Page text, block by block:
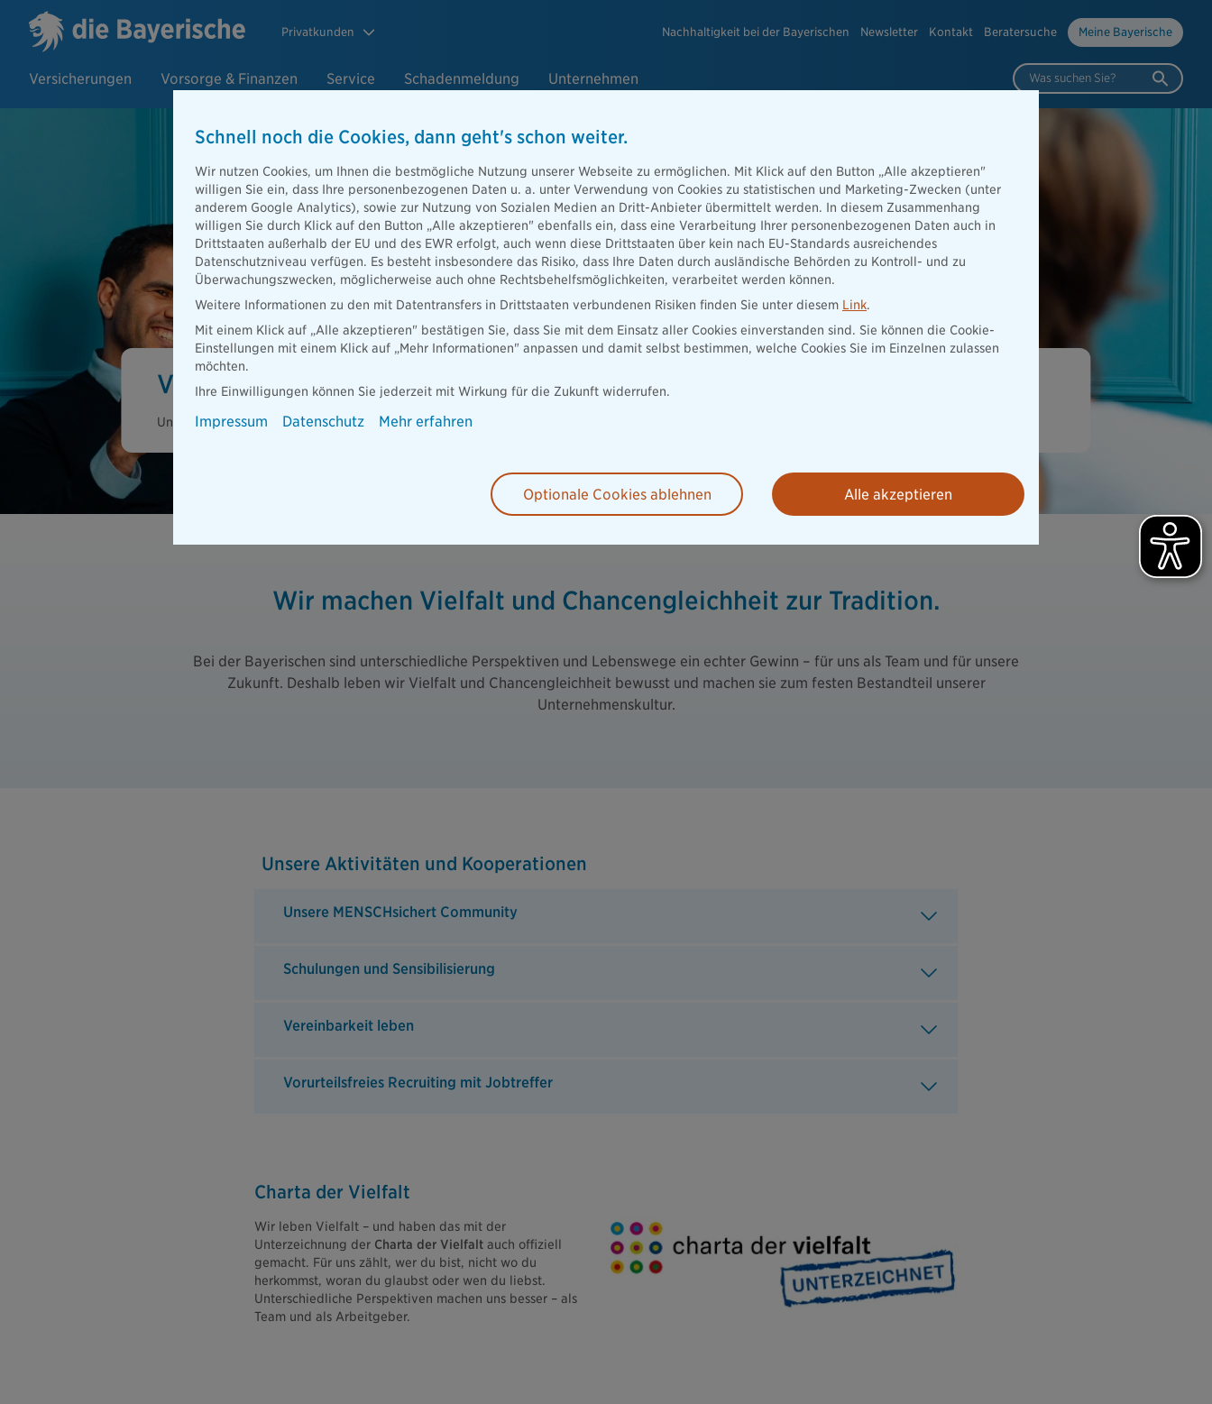
Privatkunden Nachhaltigkeit bei der Bayerischen Newsletter Kontakt Beratersuche Meine Bayerische
Versicherungen Vorsorge & Finanzen Service Schadenmeldung Unternehmen Was suchen Sie?
Vielfalt und Chancengleichheit
Unterschiede bereichern – entdecke unser Engagement für Vielfalt und Chancengleichheit.
Wir machen Vielfalt und Chancengleichheit zur Tradition.
Bei der Bayerischen sind unterschiedliche Perspektiven und Lebenswege ein echter Gewinn – für uns als Team und für unsere
Zukunft. Deshalb leben wir Vielfalt und Chancengleichheit bewusst und machen sie zum festen Bestandteil unserer
Unternehmenskultur.
Unsere Aktivitäten und Kooperationen
Unsere MENSCHsichert Community
Schulungen und Sensibilisierung
Vereinbarkeit leben
Vorurteilsfreies Recruiting mit Jobtreffer
Charta der Vielfalt
Wir leben Vielfalt – und haben das mit der
Unterzeichnung der Charta der Vielfaltauch offiziell
gemacht. Für uns zählt, wer du bist, nicht wo du
herkommst, woran du glaubst oder wen du liebst.
Unterschiedliche Perspektiven machen uns besser – als
Team und als Arbeitgeber.
Schnell noch die Cookies, dann geht's schon weiter.
Wir nutzen Cookies, um Ihnen die bestmögliche Nutzung unserer Webseite zu ermöglichen. Mit Klick auf den Button „Alle akzeptieren"
willigen Sie ein, dass Ihre personenbezogenen Daten u. a. unter Verwendung von Cookies zu statistischen und Marketing-Zwecken (unter
anderem Google Analytics), sowie zur Nutzung von Sozialen Medien an Dritt-Anbieter übermittelt werden. In diesem Zusammenhang
willigen Sie durch Klick auf den Button „Alle akzeptieren" ebenfalls ein, dass eine Verarbeitung Ihrer personenbezogenen Daten auch in
Drittstaaten außerhalb der EU und des EWR erfolgt, auch wenn diese Drittstaaten über kein nach EU-Standards ausreichendes
Datenschutzniveau verfügen. Es besteht insbesondere das Risiko, dass Ihre Daten durch ausländische Behörden zu Kontroll- und zu
Überwachungszwecken, möglicherweise auch ohne Rechtsbehelfsmöglichkeiten, verarbeitet werden können.
Weitere Informationen zu den mit Datentransfers in Drittstaaten verbundenen Risiken finden Sie unter diesem Link.
Mit einem Klick auf „Alle akzeptieren" bestätigen Sie, dass Sie mit dem Einsatz aller Cookies einverstanden sind. Sie können die Cookie-
Einstellungen mit einem Klick auf „Mehr Informationen" anpassen und damit selbst bestimmen, welche Cookies Sie im Einzelnen zulassen
möchten.
Ihre Einwilligungen können Sie jederzeit mit Wirkung für die Zukunft widerrufen.
Impressum Datenschutz Mehr erfahren
Optionale Cookies ablehnen Alle akzeptieren